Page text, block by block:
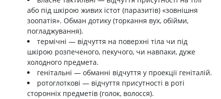
або під шкірою живих істот (паразитів) «зовнішня
зоопатія». Обман дотику (торкання вух, обійми,
погладжування).
термічні — відчуття на поверхні тіла чи під
шкірою розпеченого, пекучого, чи навпаки, дуже
холодного предмета.
генітальні — обманні відчуття у проекції геніталій.
ротоглоткові — відчуття присутності в роті
сторонніх предметів (голок, волосся).